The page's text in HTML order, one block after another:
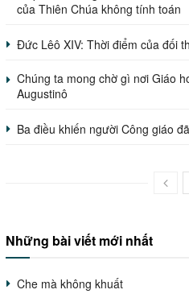
của Thiên Chúa không tính toán
Đức Lêô XIV: Thời điểm của đối
Chúng ta mong chờ gì nơi Giáo
Augustinô
Ba điều khiến người Công giáo
Những bài viết mới nhất
Che mà không khuất